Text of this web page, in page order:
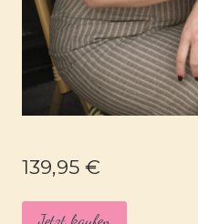
139,95 €
Jetzt kaufen